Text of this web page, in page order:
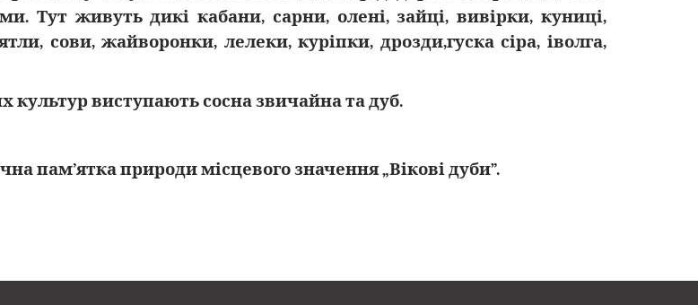
Тут живуть дикі кабани, сарни, олені, зайці, вивірки, куниці,
сови, жайворонки, лелеки, куріпки, дрозди,гуска сіра, іволга,
виступають сосна звичайна та дуб.
пам’ятка природи місцевого значення „Вікові дуби”.